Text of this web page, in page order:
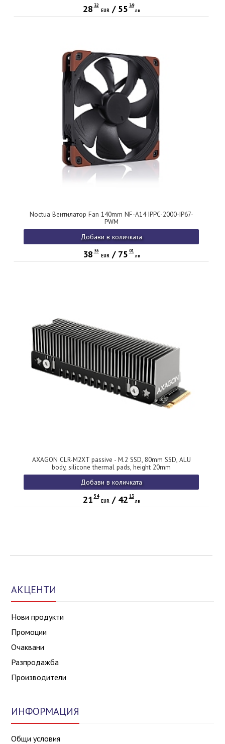
28 32
EUR/ 55 39
лв
Noctua Вентилатор Fan 140mm NF-A14 IPPC-2000-IP67-
PWM
Добави в количката
38 35
EUR/ 75 01
лв
AXAGON CLR-M2XT passive - M.2 SSD, 80mm SSD, ALU
body, silicone thermal pads, height 20mm
Добави в количката
21 54
EUR/ 42 13
лв
АКЦЕНТИ
Нови продукти
Промоции
Очаквани
Разпродажба
Производители
ИНФОРМАЦИЯ
Общи условия